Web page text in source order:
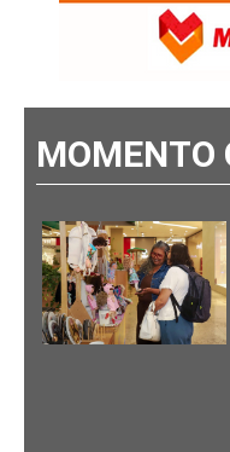
MOMENTO